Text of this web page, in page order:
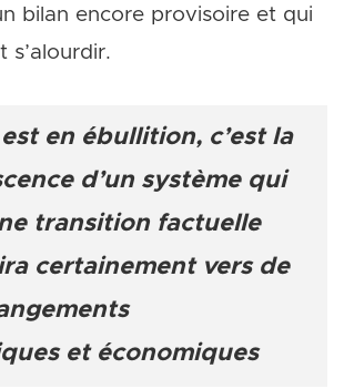
bilan encore provisoire et qui
s’alourdir.
en ébullition, c’est la
d’un système qui
transition factuelle
certainement vers de
et économiques